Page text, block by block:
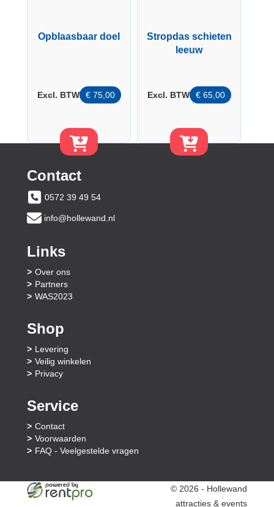
Opblaasbaar doel
€ 75,00
Excl. BTW
Stropdas schieten
leeuw
€ 65,00
Excl. BTW
Contact
0572 39 49 54
info@hollewand.nl
Links
Over ons
Partners
WAS2023
Shop
Levering
Veilig winkelen
Privacy
Service
Contact
Voorwaarden
FAQ - Veelgestelde vragen
© 2026 - Hollewand
attracties & events